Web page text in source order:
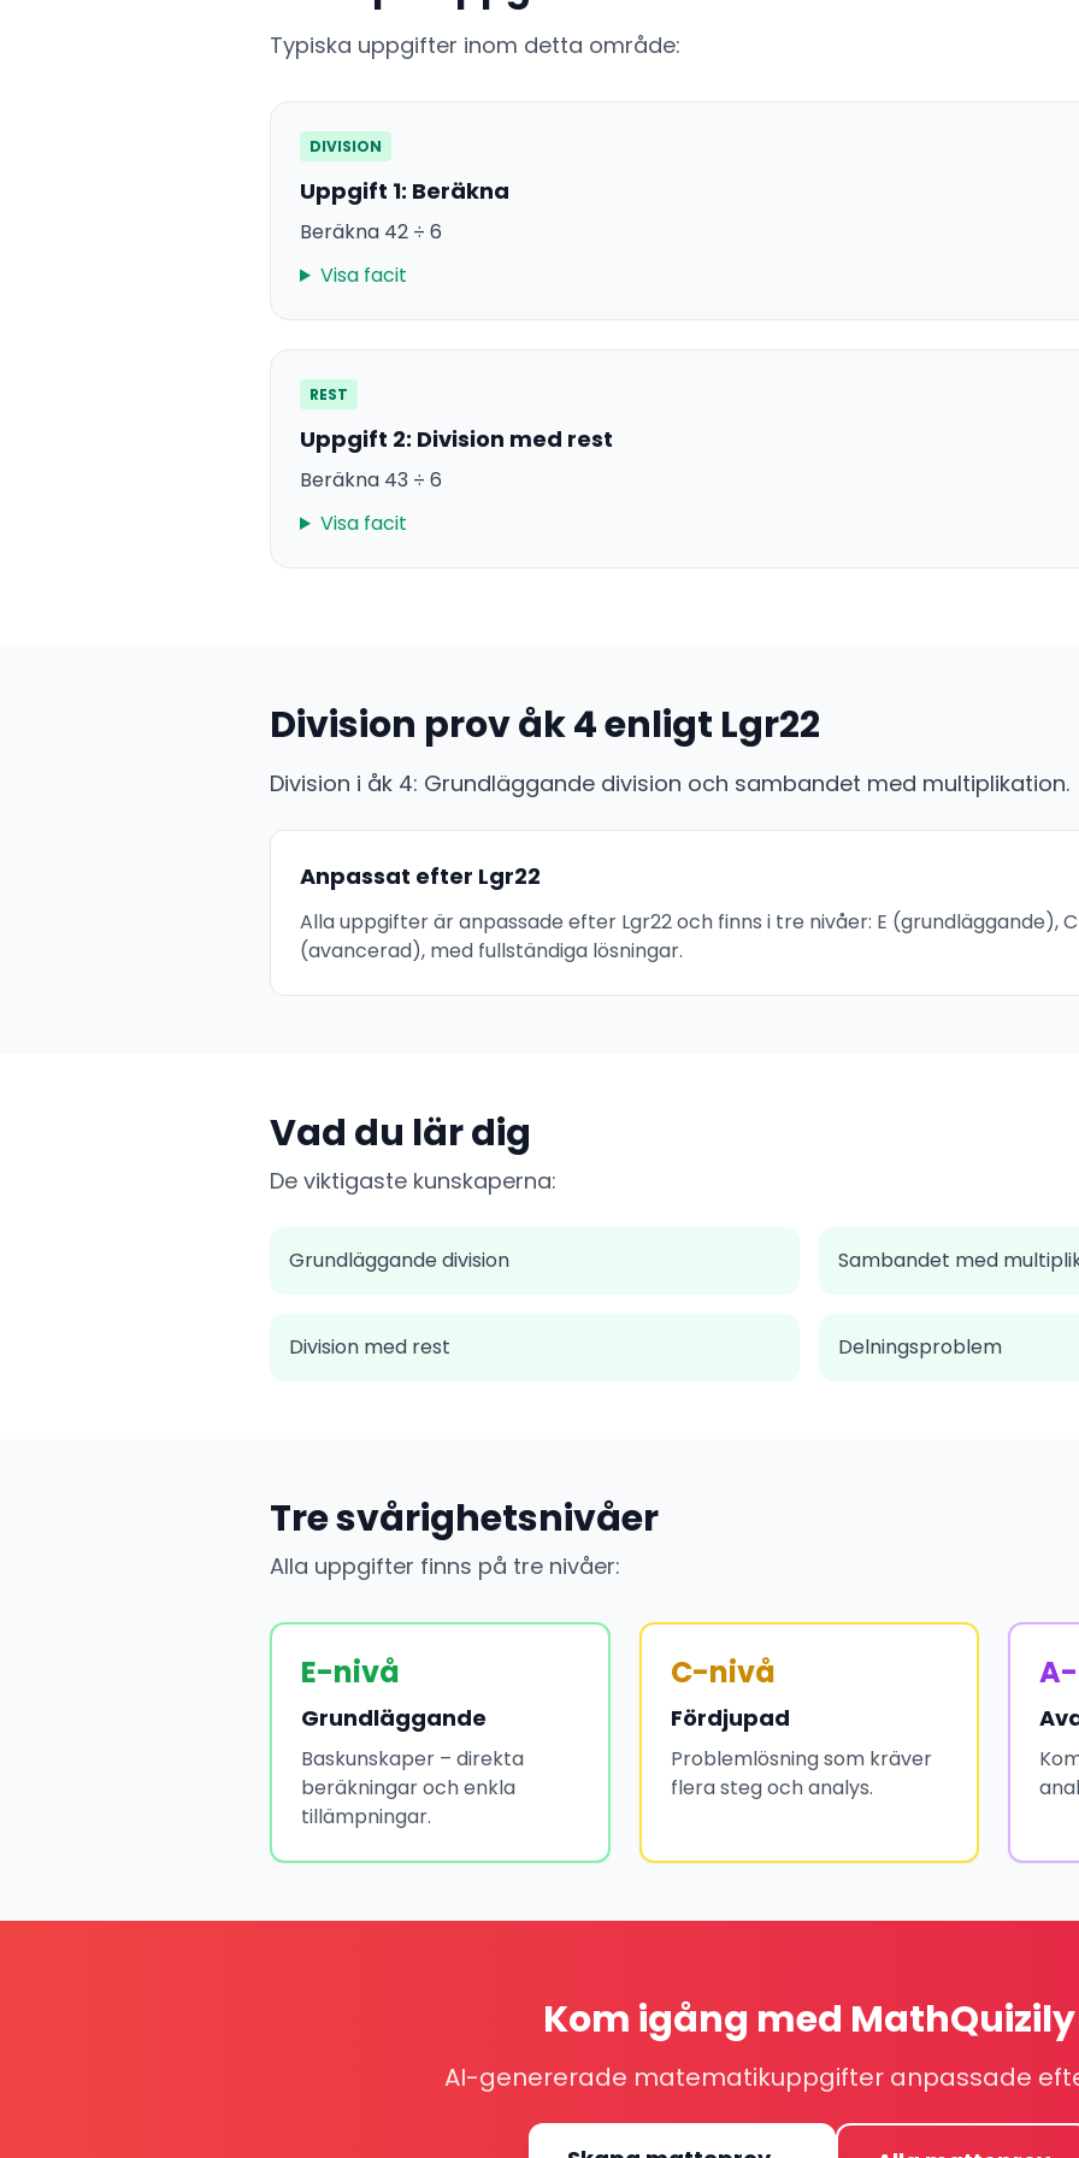
Typiska uppgifter inom detta område:
DIVISION
Uppgift 1: Beräkna
Beräkna 42 ÷ 6
Visa facit
REST
Uppgift 2: Division med rest
Beräkna 43 ÷ 6
Visa facit
Division prov åk 4 enligt Lgr22
Division i åk 4: Grundläggande division och sambandet med multiplikation.
Anpassat efter Lgr22
Alla uppgifter är anpassade efter Lgr22 och finns i tre nivåer: E (grundläggande),
(avancerad), med fullständiga lösningar.
Vad du lär dig
De viktigaste kunskaperna:
Grundläggande division Sambandet med
Division med rest Delningsproblem
Tre svårighetsnivåer
Alla uppgifter finns på tre nivåer:
E-nivå
Grundläggande
Baskunskaper – direkta
beräkningar och enkla
tillämpningar.
C-nivå
Fördjupad
Problemlösning som kräver
flera steg och analys.
Kom igång med MathQuizily
AI-genererade matematikuppgifter anpassade